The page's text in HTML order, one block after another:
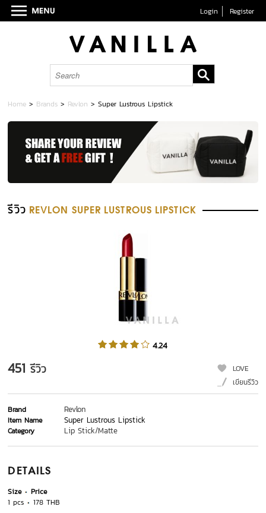
Login Register
Home > Brands > Revlon >Super Lustrous Lipstick
รีวิว REVLON SUPER LUSTROUS LIPSTICK
4.24
451 รีวิว
LOVE
เขียนรีวิว
Brand Revlon
Item Name Super Lustrous Lipstick
Category Lip Stick/Matte
DETAILS
Size
Price
1 pcs
178 THB